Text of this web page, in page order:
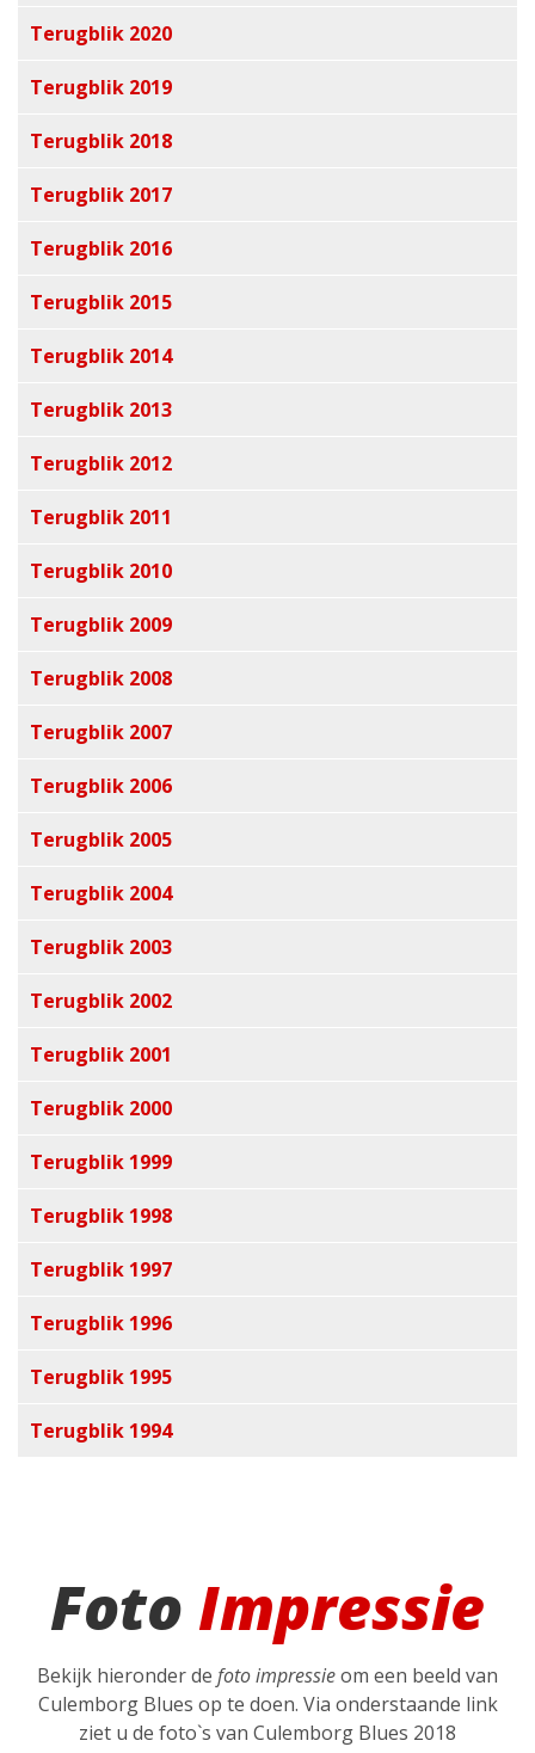
Terugblik 2020
Terugblik 2019
Terugblik 2018
Terugblik 2017
Terugblik 2016
Terugblik 2015
Terugblik 2014
Terugblik 2013
Terugblik 2012
Terugblik 2011
Terugblik 2010
Terugblik 2009
Terugblik 2008
Terugblik 2007
Terugblik 2006
Terugblik 2005
Terugblik 2004
Terugblik 2003
Terugblik 2002
Terugblik 2001
Terugblik 2000
Terugblik 1999
Terugblik 1998
Terugblik 1997
Terugblik 1996
Terugblik 1995
Terugblik 1994
Foto Impressie
Bekijk hieronder de foto impressieom een beeld van
Culemborg Blues op te doen. Via onderstaande link
ziet u de foto`s van Culemborg Blues 2018